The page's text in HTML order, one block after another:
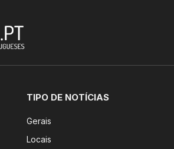
TIPO DE NOTÍCIAS
Gerais
Locais